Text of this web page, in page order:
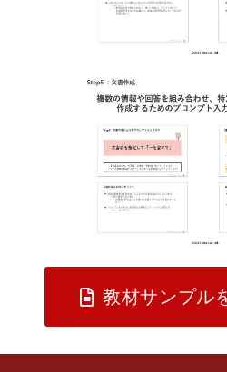
教材サンプル